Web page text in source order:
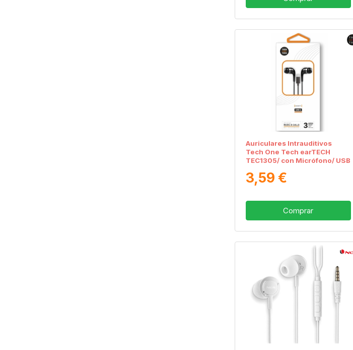
Auriculares Intrauditivos
Tech One Tech earTECH
TEC1305/ con Micrófono/ USB
3,59 €
Comprar